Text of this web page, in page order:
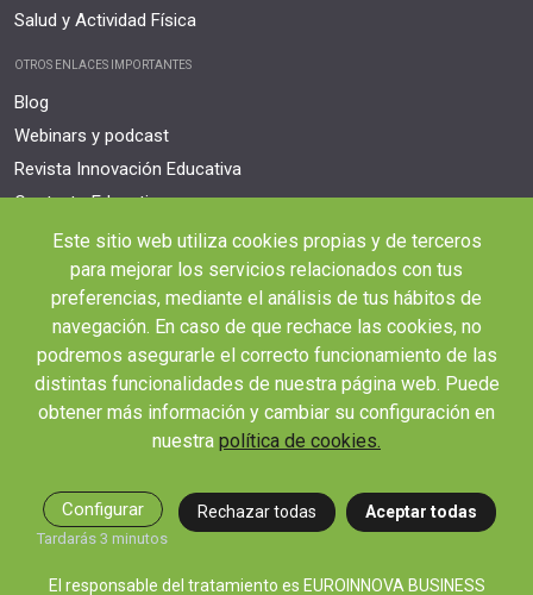
Salud y Actividad Física
OTROS ENLACES IMPORTANTES
Blog
Webinars y podcast
Revista Innovación Educativa
Contexto Educativo
Desistir contrato aquí
Tienes 14 días desde tu matriculación para cancelar sin coste y recibir el
reembolso completo.
© 2026 RED EDUCA
Este sitio web utiliza cookies propias y de terceros
para mejorar los servicios relacionados con tus
preferencias, mediante el análisis de tus hábitos de
navegación. En caso de que rechace las cookies, no
podremos asegurarle el correcto funcionamiento de las
distintas funcionalidades de nuestra página web. Puede
obtener más información y cambiar su configuración en
nuestra política de cookies.
Configurar
Tardarás 3 minutos
Rechazar todas Aceptar todas
El responsable del tratamiento es EUROINNOVA BUSINESS